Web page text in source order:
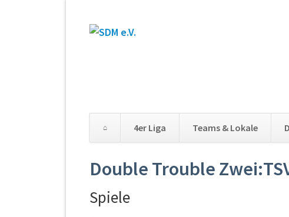
4er Liga Teams & Lokale
Double Trouble
Spiele